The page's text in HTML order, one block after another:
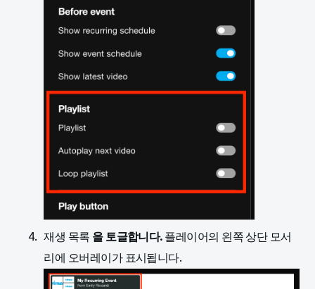
재생 목록을 토글합니다.플레이어의 왼쪽 상단 모서
리에 오버레이가 표시됩니다.